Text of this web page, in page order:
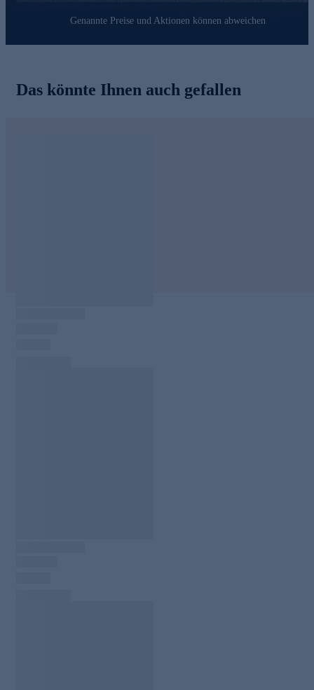
Genannte Preise und Aktionen können abweichen
Das könnte Ihnen auch gefallen